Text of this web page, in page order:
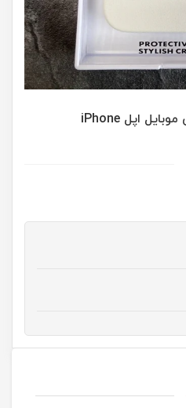
قاب مدل k-doo برای گوشی موبایل اپل iPhone